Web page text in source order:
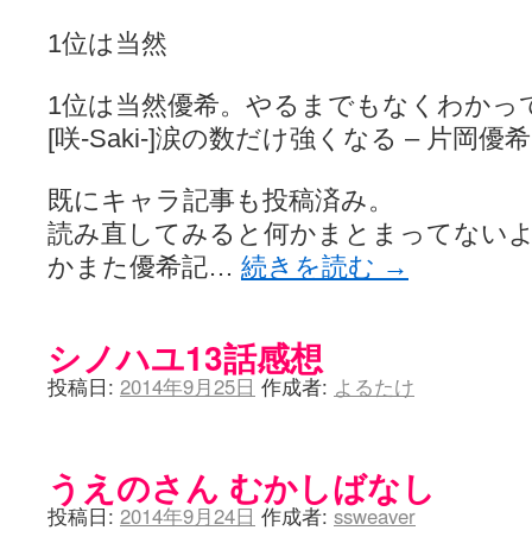
1位は当然
1位は当然優希。やるまでもなくわか
[咲-Saki-]涙の数だけ強くなる – 片岡優希
既にキャラ記事も投稿済み。
読み直してみると何かまとまってない
かまた優希記… 続きを読む →
シノハユ13話感想
投稿日: 2014年9月25日 作成者: よるたけ
うえのさん むかしばなし
投稿日: 2014年9月24日 作成者: ssweaver